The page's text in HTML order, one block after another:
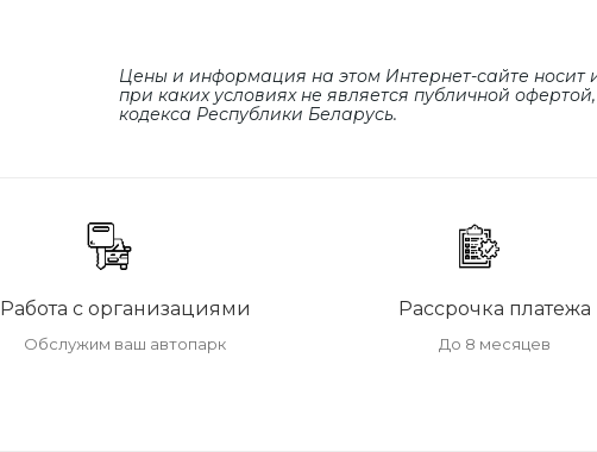
Цены и информация на этом Интернет-сайте
при каких условиях не является публичной
кодекса Республики Беларусь.
Работа с организациями
Обслужим ваш автопарк
Рассрочка платежа
До 8 месяцев